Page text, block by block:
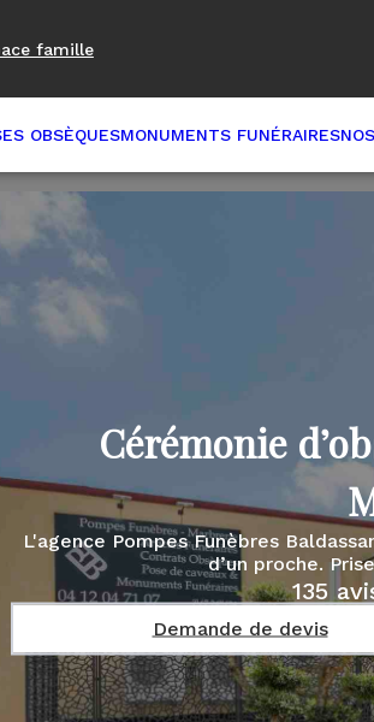
famille
OBSÈQUESMONUMENTS FUNÉRAIRES
Cérémonie
L'agence Pompes Funèbres
d’un proche.
135
Demande de devis